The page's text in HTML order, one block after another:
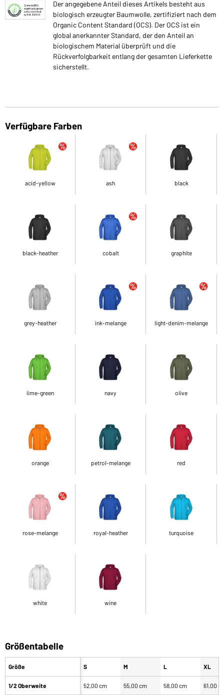
Der angegebene Anteil dieses Artikels besteht aus
biologisch erzeugter Baumwolle, zertifiziert nach dem
Organic Content Standard (OCS). Der OCS ist ein
global anerkannter Standard, der den Anteil an
biologischem Material überprüft und die
Rückverfolgbarkeit entlang der gesamten Lieferkette
sicherstellt.
Verfügbare Farben
acid-yellow ash black
black-heather cobalt graphite
grey-heather ink-melange light-denim-melange
lime-green navy olive
orange petrol-melange red
rose-melange royal-heather turquoise
white wine
Größentabelle
Größe
1/2 Oberweite
S M L XL
52,00 cm 55,00 cm 58,00 cm 61,00